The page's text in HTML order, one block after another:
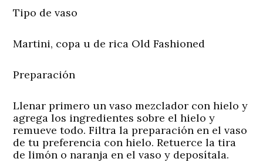
Tipo de vaso
Martini, copa u de rica Old Fashioned
Preparación
Llenar primero un vaso mezclador con hielo y
agrega los ingredientes sobre el hielo y
remueve todo. Filtra la preparación en el vaso
de tu preferencia con hielo. Retuerce la tira
de limón o naranja en el vaso y deposítala.